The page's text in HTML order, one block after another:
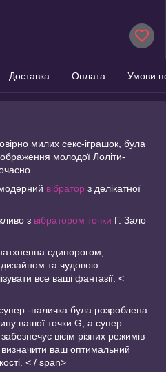
Доставка Оплата Умови
милих секс-іграшок, була
молодої Лоліти-
вібратор з делікатної
з вібратором точки Г. Зало
єдинорогом,
та чудовою
все ваші фантазії. <
-паличка була розроблена
вашої точки G, а супер
вісім різних режимів
ваш оптимальний
< / span>